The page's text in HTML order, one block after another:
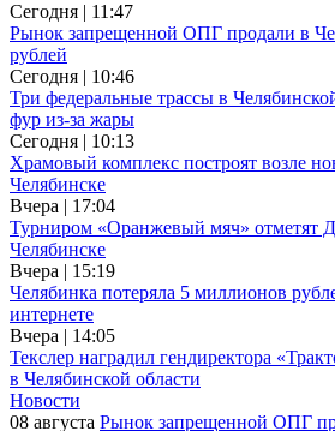
Сегодня | 11:47
Рынок запрещенной ОПГ продали в
рублей
Сегодня | 10:46
Три федеральные трассы в
фур из-за жары
Сегодня | 10:13
Храмовый комплекс построят возле
Челябинске
Вчера | 17:04
Турниром «Оранжевый мяч» отметят
Челябинске
Вчера | 15:19
Челябинка потеряла 5 миллионов
интернете
Вчера | 14:05
Текслер наградил гендиректора
в Челябинской области
Новости
08 августа Рынок запрещенной ОПГ